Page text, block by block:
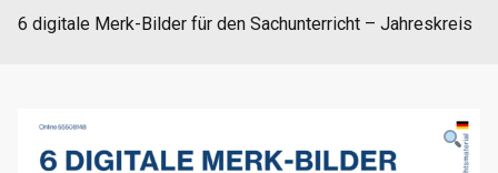
6 digitale Merk-Bilder für den Sachunterricht – Jahreskreis